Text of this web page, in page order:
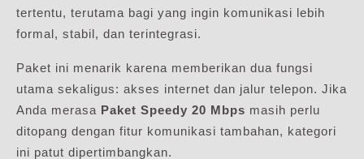
tertentu, terutama bagi yang ingin komunikasi lebih
formal, stabil, dan terintegrasi.
Paket ini menarik karena memberikan dua fungsi
utama sekaligus: akses internet dan jalur telepon. Jika
Anda merasa Paket Speedy 20 Mbps masih perlu
ditopang dengan fitur komunikasi tambahan, kategori
ini patut dipertimbangkan.